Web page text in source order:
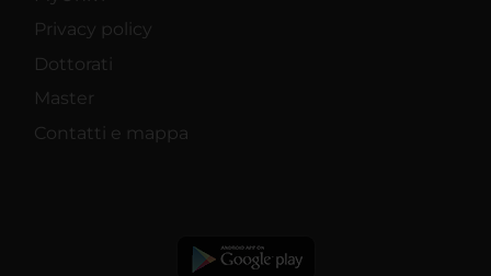
Privacy policy
Dottorati
Master
Contatti e mappa